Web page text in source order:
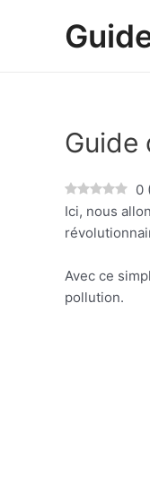
Guide
0
Ici, nous
Avec ce
pollution.